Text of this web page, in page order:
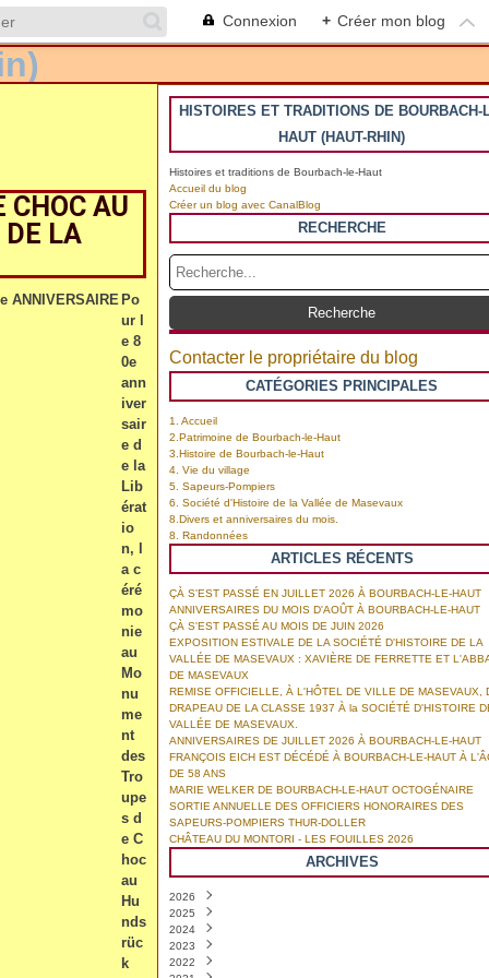
Connexion + Créer mon blog
CHOC AU
DE LA
Po
ur l
e 8
0e
ann
iver
sair
e d
e la
Lib
érat
io
n, l
a c
éré
mo
nie
au
Mo
nu
me
nt
des
Tro
upe
s d
e C
hoc
au
Hu
nds
rüc
k
HISTOIRES ET TRADITIONS DE BOURBACH-
HAUT (HAUT-RHIN)
Histoires et traditions de Bourbach-le-Haut
Accueil du blog
Créer un blog avec CanalBlog
RECHERCHE
Contacter le propriétaire du blog
CATÉGORIES PRINCIPALES
1. Accueil
2.Patrimoine de Bourbach-le-Haut
3.Histoire de Bourbach-le-Haut
4. Vie du village
5. Sapeurs-Pompiers
6. Société d'Histoire de la Vallée de Masevaux
8.Divers et anniversaires du mois.
8. Randonnées
ARTICLES RÉCENTS
ÇÀ S'EST PASSÉ EN JUILLET 2026 À BOURBACH-LE-HAUT
ANNIVERSAIRES DU MOIS D'AOÛT À BOURBACH-LE-HAUT
ÇÀ S'EST PASSÉ AU MOIS DE JUIN 2026
EXPOSITION ESTIVALE DE LA SOCIÉTÉ D'HISTOIRE DE LA
VALLÉE DE MASEVAUX : XAVIÈRE DE FERRETTE ET
DE MASEVAUX
REMISE OFFICIELLE, À L'HÔTEL DE VILLE DE MASEVAUX,
DRAPEAU DE LA CLASSE 1937 À la SOCIÉTÉ D'HISTOIRE
VALLÉE DE MASEVAUX.
ANNIVERSAIRES DE JUILLET 2026 À BOURBACH-LE-HAUT
FRANÇOIS EICH EST DÉCÉDÉ À BOURBACH-LE-HAUT À
DE 58 ANS
MARIE WELKER DE BOURBACH-LE-HAUT OCTOGÉNAIRE
SORTIE ANNUELLE DES OFFICIERS HONORAIRES DES
SAPEURS-POMPIERS THUR-DOLLER
CHÂTEAU DU MONTORI - LES FOUILLES 2026
ARCHIVES
2026
Août
Juillet
Juin(6)
Mai(2)
2025
Décembre
Novembre
Octobre
2024
Décembre
Novembre
2023
Décembre
2022